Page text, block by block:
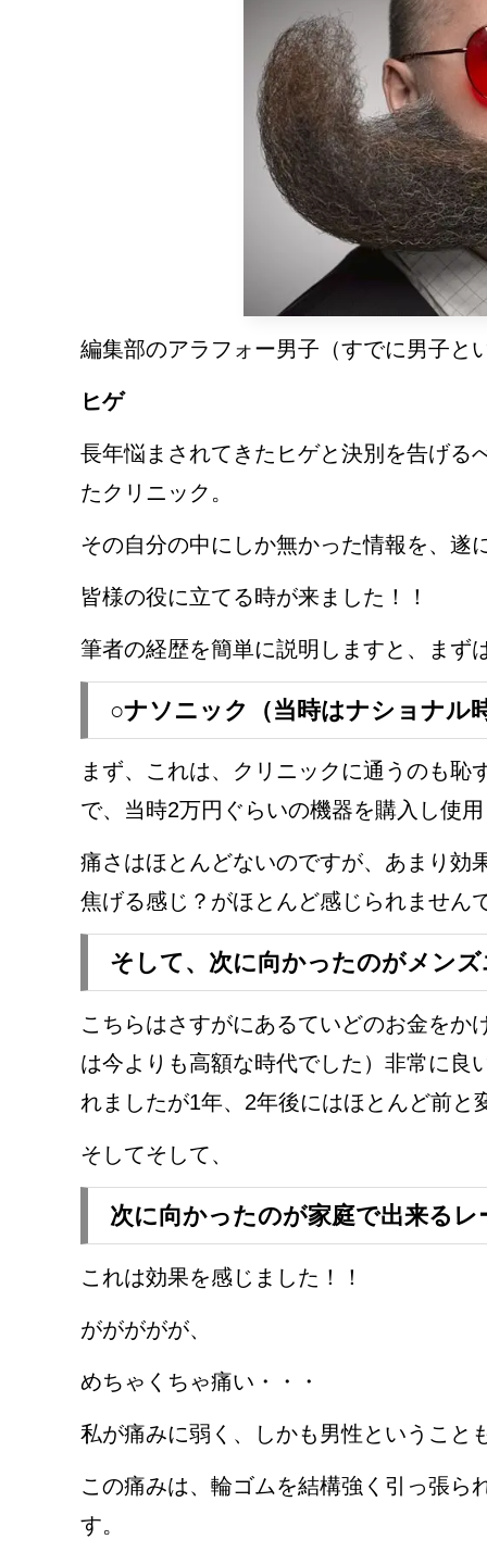
編集部のアラフォー男子（すでに男子と
ヒゲ
長年悩まされてきたヒゲと決別を告げる
たクリニック。
その自分の中にしか無かった情報を、遂
皆様の役に立てる時が来ました！！
筆者の経歴を簡単に説明しますと、まず
○ナソニック（当時はナショナル
まず、これは、クリニックに通うのも
で、当時2万円ぐらいの機器を購入し使
痛さはほとんどないのですが、あまり効
焦げる感じ？がほとんど感じられません
そして、次に向かったのがメン
こちらはさすがにあるていどのお金をか
は今よりも高額な時代でした）非常に良
れましたが1年、2年後にはほとんど前と
そしてそして、
次に向かったのが家庭で出来る
これは効果を感じました！！
ががががが、
めちゃくちゃ痛い・・・
私が痛みに弱く、しかも男性というこ
この痛みは、輪ゴムを結構強く引っ張ら
す。